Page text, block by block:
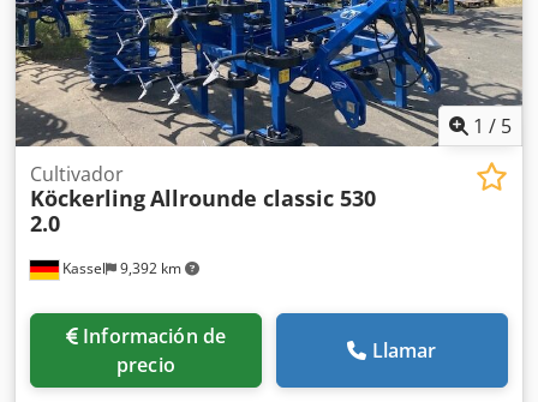
1 / 5
Kassel 9,392 km
Cultivador
KöckerlingAllrounde classic 530
2.0
Información de
precio
Llamar